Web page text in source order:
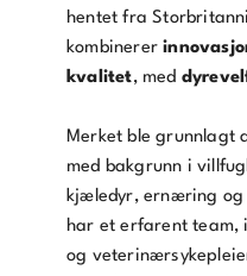
hentet fra
kombinerer
kvalitet, med
Merket ble grunnlagt
med bakgrunn i
kjæledyr, ernæring og
har et erfarent team,
og